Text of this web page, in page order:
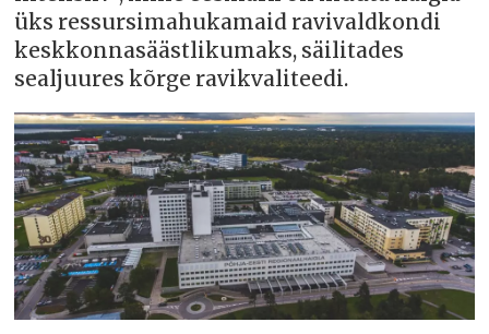
üks ressursimahukamaid ravivaldkondi
keskkonnasäästlikumaks, säilitades
sealjuures kõrge ravikvaliteedi.